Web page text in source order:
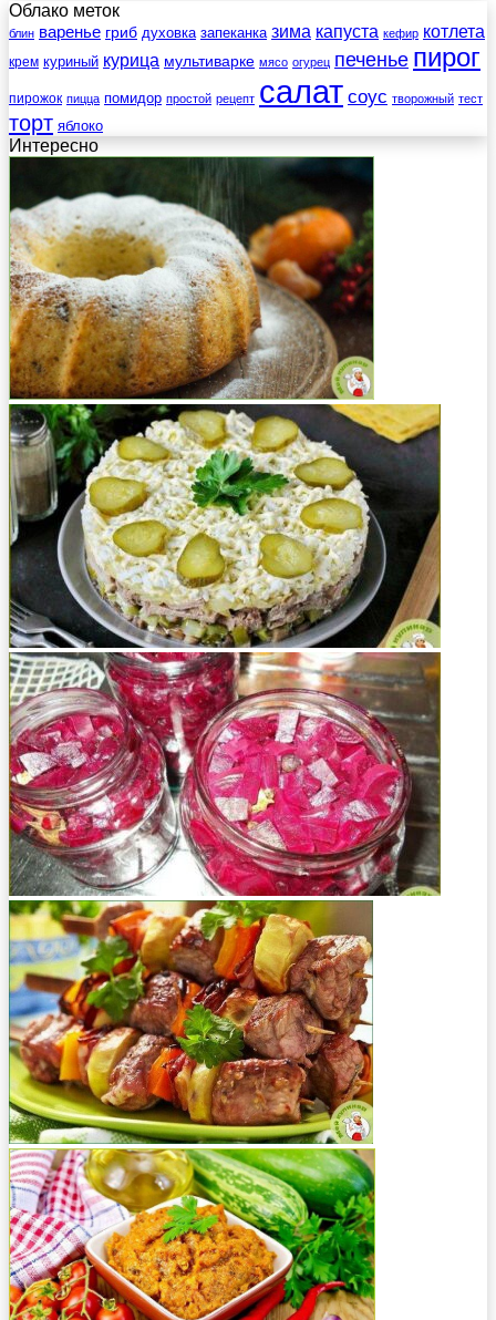
Облако меток
блин варенье гриб духовка запеканка зима капуста кефир котлета
крем куриный курица мультиварке мясо огурец печенье пирог
пирожок пицца помидор простой рецепт салат соус творожный тест
торт яблоко
Интересно